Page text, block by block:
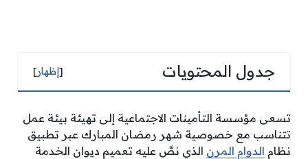
جدول المحتويات [إظهار]
تسعى مؤسسة التأمينات الاجتماعية إلى تهيئة بيئة عمل
تتناسب مع خصوصية شهر رمضان المبارك عبر تطبيق
نظام الدوام المرن الذي نصَّ عليه تعميم ديوان الخدمة